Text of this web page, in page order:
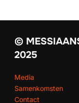
©
2025
Media
Samenkomsten
Contact